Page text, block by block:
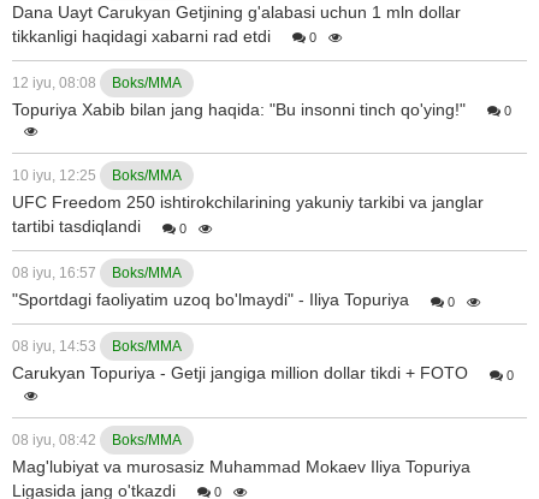
Dana Uayt Carukyan Getjining g'alabasi uchun 1 mln dollar
tikkanligi haqidagi xabarni rad etdi
0
12 iyu, 08:08 Boks/MMA
Topuriya Xabib bilan jang haqida: "Bu insonni tinch qo'ying!" 0
10 iyu, 12:25 Boks/MMA
UFC Freedom 250 ishtirokchilarining yakuniy tarkibi va janglar
tartibi tasdiqlandi
0
08 iyu, 16:57 Boks/MMA
"Sportdagi faoliyatim uzoq bo'lmaydi" - Iliya Topuriya 0
08 iyu, 14:53 Boks/MMA
Carukyan Topuriya - Getji jangiga million dollar tikdi + FOTO 0
08 iyu, 08:42 Boks/MMA
Mag'lubiyat va murosasiz Muhammad Mokaev Iliya Topuriya
Ligasida jang o'tkazdi
0